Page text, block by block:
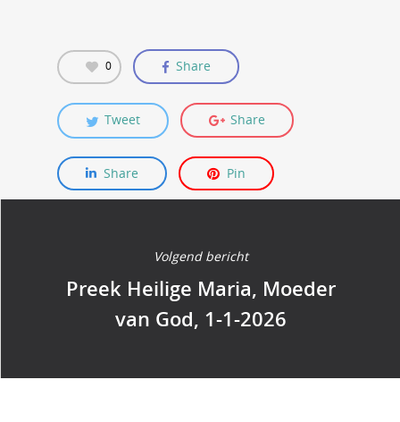
0 Share
Tweet Share
Share Pin
Volgend bericht
Preek Heilige Maria, Moeder
van God, 1-1-2026